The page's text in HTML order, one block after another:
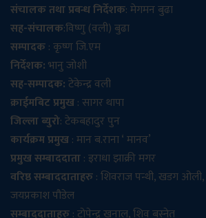
संचालक तथा प्रबन्ध निर्देशक: मेगमन बुढा
सह-संचालक:विष्णु (वली) बुढा
सम्पादक: कृष्ण जि.एम
निर्देशक:भानु जोशी
सह-सम्पादक:टेकेन्द्र वली
क्राईमबिट प्रमुख: सागर थापा
जिल्ला ब्युरो: टेकबहादुर पुन
कार्यक्रम प्रमुख: मान ब.राना ‘ मानव’
प्रमुख सम्बाददाता: इराधा झाक्री मगर
वरिष्ठ सम्बाददाताहरु: शिवराज पन्थी, खडग
जयप्रकाश पौडेल